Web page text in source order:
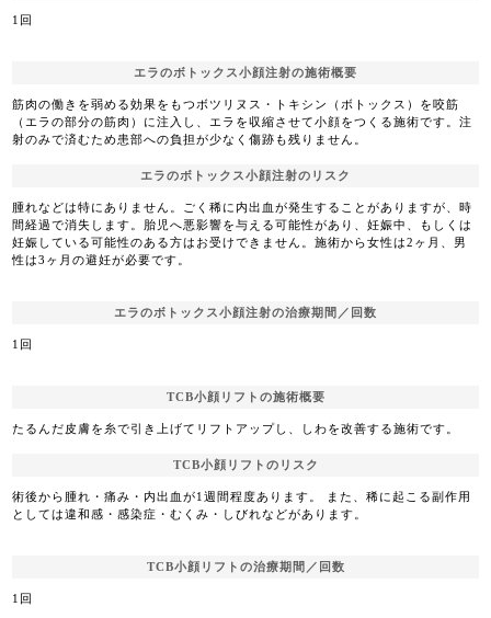
1回
エラのボトックス小顔注射の施術概要
筋肉の働きを弱める効果をもつボツリヌス・トキシン（ボトックス）を咬筋
（エラの部分の筋肉）に注入し、エラを収縮させて小顔をつくる施術です。注
射のみで済むため患部への負担が少なく傷跡も残りません。
エラのボトックス小顔注射のリスク
腫れなどは特にありません。ごく稀に内出血が発生することがありますが、時
間経過で消失します。胎児へ悪影響を与える可能性があり、妊娠中、もしくは
妊娠している可能性のある方はお受けできません。施術から女性は2ヶ月、男
性は3ヶ月の避妊が必要です。
エラのボトックス小顔注射の治療期間／回数
1回
TCB小顔リフトの施術概要
たるんだ皮膚を糸で引き上げてリフトアップし、しわを改善する施術です。
TCB小顔リフトのリスク
術後から腫れ・痛み・内出血が1週間程度あります。 また、稀に起こる副作用
としては違和感・感染症・むくみ・しびれなどがあります。
TCB小顔リフトの治療期間／回数
1回